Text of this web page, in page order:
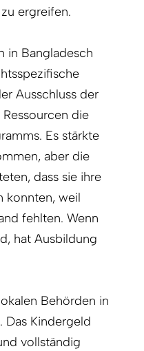
ergreifen.
in Bangladesch
Ausschluss der
die
Es stärkte
aber die
dass sie ihre
konnten, weil
fehlten. Wenn
hat Ausbildung
Behörden in
Das Kindergeld
vollständig